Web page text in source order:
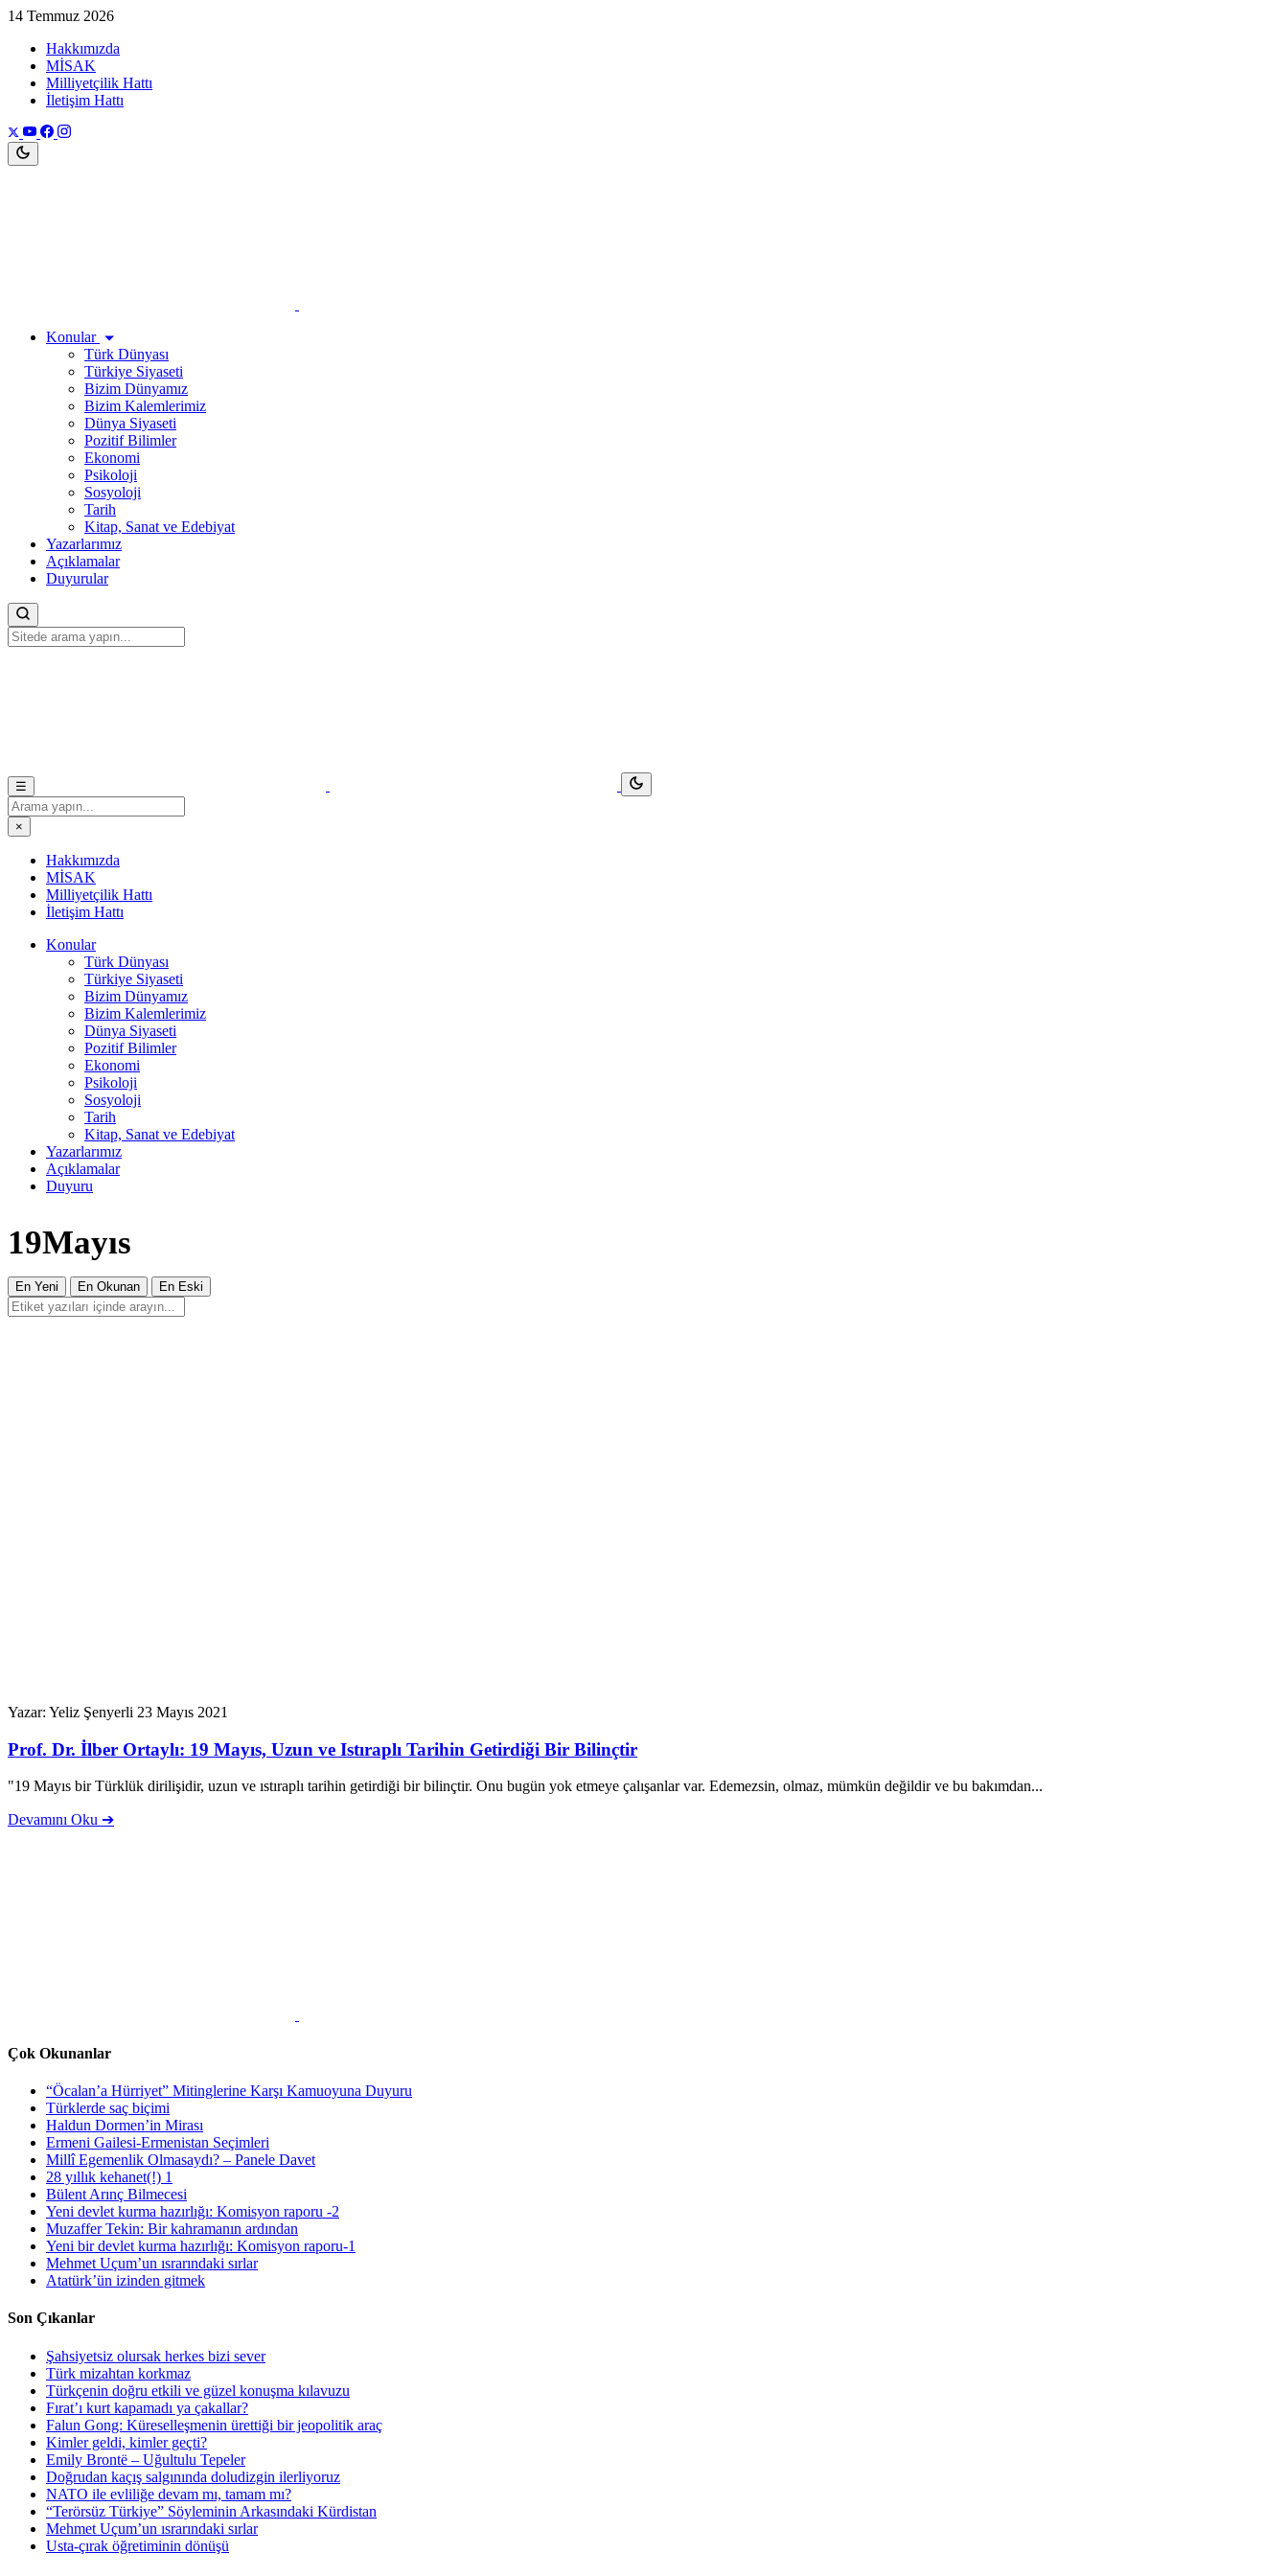
14 Temmuz 2026
Hakkımızda
MİSAK
Milliyetçilik Hattı
İletişim Hattı
Konular
Türk Dünyası
Türkiye Siyaseti
Bizim Dünyamız
Bizim Kalemlerimiz
Dünya Siyaseti
Pozitif Bilimler
Ekonomi
Psikoloji
Sosyoloji
Tarih
Kitap, Sanat ve Edebiyat
Yazarlarımız
Açıklamalar
Duyurular
☰
×
Hakkımızda
MİSAK
Milliyetçilik Hattı
İletişim Hattı
Konular
Türk Dünyası
Türkiye Siyaseti
Bizim Dünyamız
Bizim Kalemlerimiz
Dünya Siyaseti
Pozitif Bilimler
Ekonomi
Psikoloji
Sosyoloji
Tarih
Kitap, Sanat ve Edebiyat
Yazarlarımız
Açıklamalar
Duyuru
19Mayıs
En Yeni En Okunan En Eski
Yazar: Yeliz Şenyerli 23 Mayıs 2021
Prof. Dr. İlber Ortaylı: 19 Mayıs, Uzun ve Istıraplı Tarihin Getirdiği Bir Bilinçtir
"19 Mayıs bir Türklük dirilişidir, uzun ve ıstıraplı tarihin getirdiği bir bilinçtir. Onu bugün yok etmeye çalışanlar var. Edemezsin, olmaz, mümkün değildir ve bu bakımdan...
Devamını Oku ➔
Çok Okunanlar
“Öcalan’a Hürriyet” Mitinglerine Karşı Kamuoyuna Duyuru
Türklerde saç biçimi
Haldun Dormen’in Mirası
Ermeni Gailesi-Ermenistan Seçimleri
Millî Egemenlik Olmasaydı? – Panele Davet
28 yıllık kehanet(!) 1
Bülent Arınç Bilmecesi
Yeni devlet kurma hazırlığı: Komisyon raporu -2
Muzaffer Tekin: Bir kahramanın ardından
Yeni bir devlet kurma hazırlığı: Komisyon raporu-1
Mehmet Uçum’un ısrarındaki sırlar
Atatürk’ün izinden gitmek
Son Çıkanlar
Şahsiyetsiz olursak herkes bizi sever
Türk mizahtan korkmaz
Türkçenin doğru etkili ve güzel konuşma kılavuzu
Fırat’ı kurt kapamadı ya çakallar?
Falun Gong: Küreselleşmenin ürettiği bir jeopolitik araç
Kimler geldi, kimler geçti?
Emily Brontë – Uğultulu Tepeler
Doğrudan kaçış salgınında doludizgin ilerliyoruz
NATO ile evliliğe devam mı, tamam mı?
“Terörsüz Türkiye” Söyleminin Arkasındaki Kürdistan
Mehmet Uçum’un ısrarındaki sırlar
Usta-çırak öğretiminin dönüşü